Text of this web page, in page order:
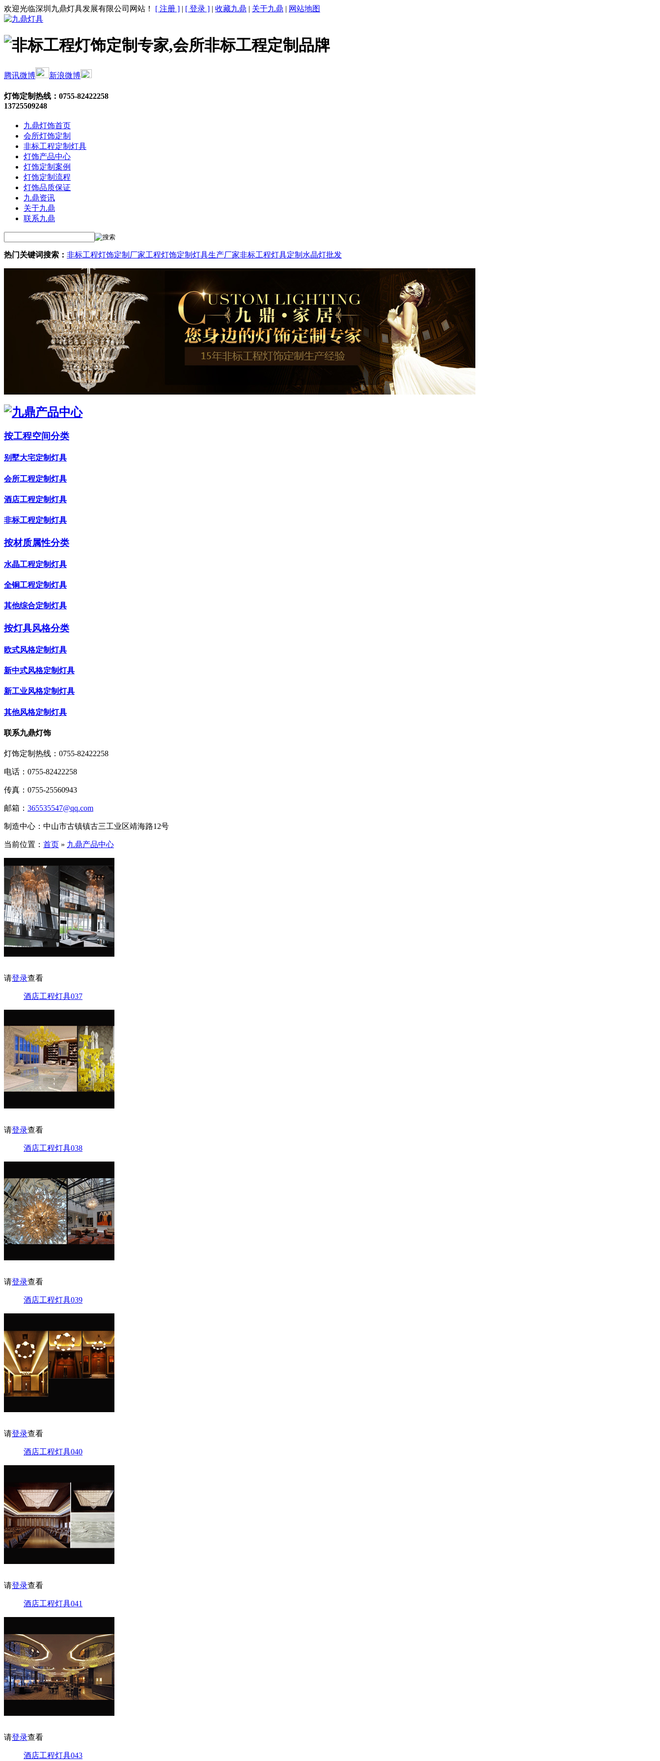
欢迎光临深圳九鼎灯具发展有限公司网站！ [ 注册 ] | [ 登录 ] | 收藏九鼎 | 关于九鼎 | 网站地图
腾讯微博 新浪微博
灯饰定制热线： 0755-82422258
13725509248
九鼎灯饰首页
会所灯饰定制
非标工程定制灯具
灯饰产品中心
灯饰定制案例
灯饰定制流程
灯饰品质保证
九鼎资讯
关于九鼎
联系九鼎
热门关键词搜索： 非标工程灯饰定制厂家工程灯饰定制 灯具生产厂家非标工程灯具定制 水晶灯批发
按工程空间分类
别墅大宅定制灯具
会所工程定制灯具
酒店工程定制灯具
非标工程定制灯具
按材质属性分类
水晶工程定制灯具
全铜工程定制灯具
其他综合定制灯具
按灯具风格分类
欧式风格定制灯具
新中式风格定制灯具
新工业风格定制灯具
其他风格定制灯具
联系九鼎灯饰
灯饰定制热线： 0755-82422258
电话：0755-82422258
传真：0755-25560943
邮箱： 365535547@qq.com
制造中心：中山市古镇镇古三工业区靖海路12号
当前位置： 首页 » 九鼎产品中心
请登录查看
酒店工程灯具037
请登录查看
酒店工程灯具038
请登录查看
酒店工程灯具039
请登录查看
酒店工程灯具040
请登录查看
酒店工程灯具041
请登录查看
酒店工程灯具043